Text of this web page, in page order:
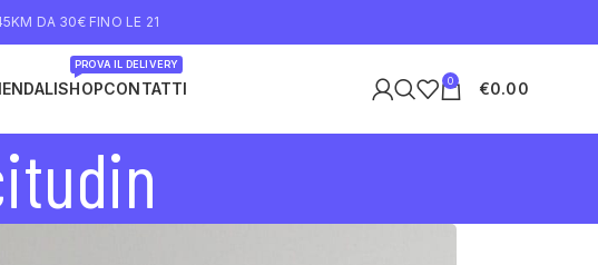
DA 30€ FINO LE 21
SHOP
PROVA IL DELIVERY
CONTATTI 0 €0.00